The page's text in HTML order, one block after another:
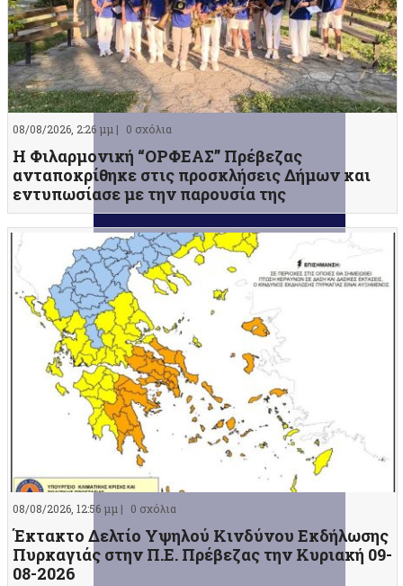
08/08/2026, 2:26 μμ | 0 σχόλια
Η Φιλαρμονική “ΟΡΦΕΑΣ” Πρέβεζας
ανταποκρίθηκε στις προσκλήσεις Δήμων και
εντυπωσίασε με την παρουσία της
08/08/2026, 12:56 μμ | 0 σχόλια
Έκτακτο Δελτίο Υψηλού Κινδύνου Εκδήλωσης
Πυρκαγιάς στην Π.Ε. Πρέβεζας την Κυριακή 09-
08-2026